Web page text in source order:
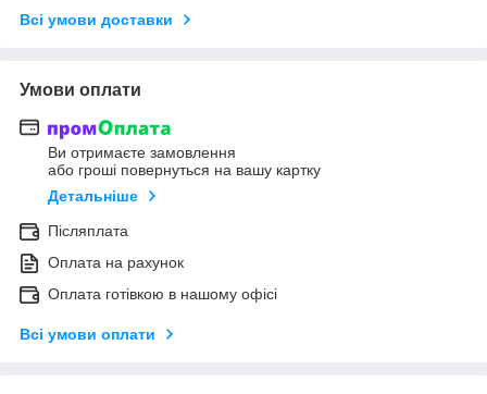
Всі умови доставки
Умови оплати
Ви отримаєте замовлення
або гроші повернуться на вашу картку
Детальніше
Післяплата
Оплата на рахунок
Оплата готівкою в нашому офісі
Всі умови оплати